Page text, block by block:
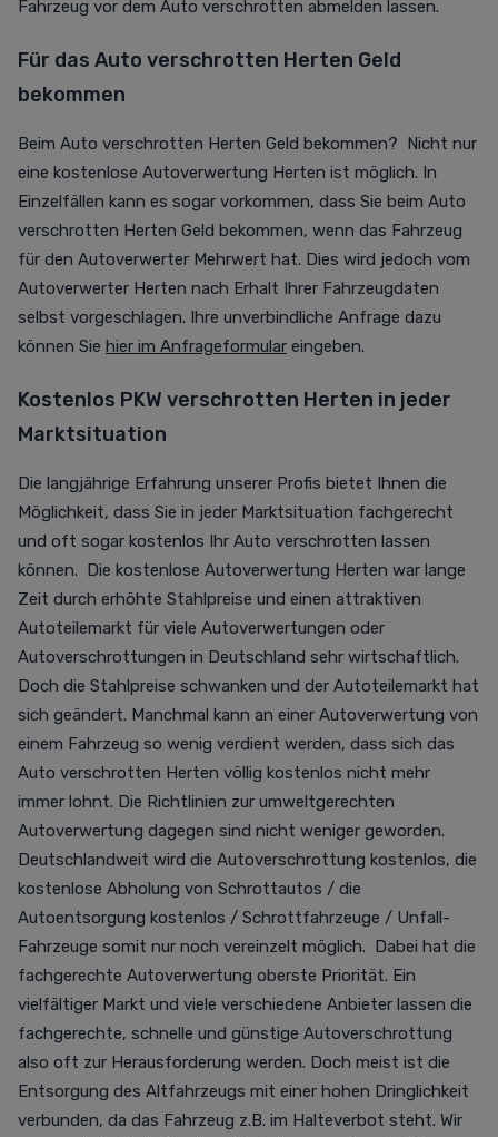
Fahrzeug vor dem Auto verschrotten abmelden lassen.
Für das Auto verschrotten Herten Geld
bekommen
Beim Auto verschrotten Herten Geld bekommen? Nicht nur
eine kostenlose Autoverwertung Herten ist möglich. In
Einzelfällen kann es sogar vorkommen, dass Sie beim Auto
verschrotten Herten Geld bekommen, wenn das Fahrzeug
für den Autoverwerter Mehrwert hat. Dies wird jedoch vom
Autoverwerter Herten nach Erhalt Ihrer Fahrzeugdaten
selbst vorgeschlagen. Ihre unverbindliche Anfrage dazu
können Sie hier im Anfrageformular eingeben.
Kostenlos PKW verschrotten Herten in jeder
Marktsituation
Die langjährige Erfahrung unserer Profis bietet Ihnen die
Möglichkeit, dass Sie in jeder Marktsituation fachgerecht
und oft sogar kostenlos Ihr Auto verschrotten lassen
können. Die kostenlose Autoverwertung Herten war lange
Zeit durch erhöhte Stahlpreise und einen attraktiven
Autoteilemarkt für viele Autoverwertungen oder
Autoverschrottungen in Deutschland sehr wirtschaftlich.
Doch die Stahlpreise schwanken und der Autoteilemarkt hat
sich geändert. Manchmal kann an einer Autoverwertung von
einem Fahrzeug so wenig verdient werden, dass sich das
Auto verschrotten Herten völlig kostenlos nicht mehr
immer lohnt. Die Richtlinien zur umweltgerechten
Autoverwertung dagegen sind nicht weniger geworden.
Deutschlandweit wird die Autoverschrottung kostenlos, die
kostenlose Abholung von Schrottautos / die
Autoentsorgung kostenlos / Schrottfahrzeuge / Unfall-
Fahrzeuge somit nur noch vereinzelt möglich. Dabei hat die
fachgerechte Autoverwertung oberste Priorität. Ein
vielfältiger Markt und viele verschiedene Anbieter lassen die
fachgerechte, schnelle und günstige Autoverschrottung
also oft zur Herausforderung werden. Doch meist ist die
Entsorgung des Altfahrzeugs mit einer hohen Dringlichkeit
verbunden, da das Fahrzeug z.B. im Halteverbot steht. Wir